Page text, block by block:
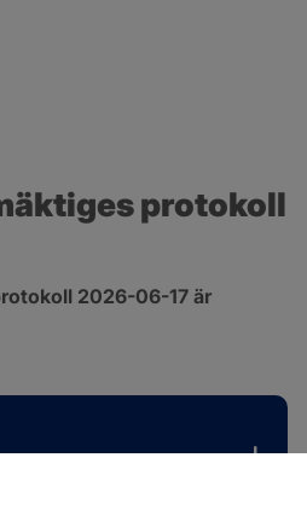
protokoll
2026-06-17 är